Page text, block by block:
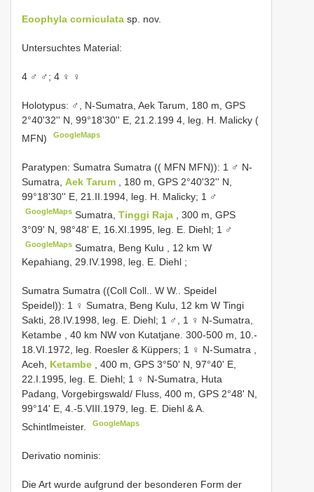
Eoophyla corniculata sp. nov.
Untersuchtes Material:
4 ♂ ♂; 4 ♀ ♀
Holotypus: ♂, N-Sumatra, Aek Tarum, 180 m, GPS
2°40'32'' N, 99°18'30'' E, 21.2.199 4, leg. H. Malicky (
MFN)
GoogleMaps
Paratypen: Sumatra Sumatra (( MFN MFN)): 1 ♂ N-
Sumatra, Aek Tarum
, 180 m, GPS 2°40'32'' N,
99°18'30'' E, 21.II.1994, leg. H. Malicky; 1 ♂
GoogleMaps Sumatra,Tinggi Raja
, 300 m, GPS
3°09' N, 98°48' E, 16.XI.1995, leg. E. Diehl; 1 ♂
GoogleMaps Sumatra, Beng Kulu , 12 km W
Kepahiang, 29.IV.1998, leg. E. Diehl ;
Sumatra Sumatra ((Coll Coll.. W W.. Speidel
Speidel)): 1 ♀ Sumatra, Beng Kulu, 12 km W Tingi
Sakti, 28.IV.1998, leg. E. Diehl; 1 ♂, 1 ♀ N-Sumatra,
Ketambe , 40 km NW von Kutatjane. 300-500 m, 10.-
18.VI.1972, leg. Roesler & Küppers; 1 ♀ N-Sumatra ,
Aceh, Ketambe , 400 m, GPS 3°50' N, 97°40' E,
22.I.1995, leg. E. Diehl; 1 ♀ N-Sumatra, Huta
Padang, Vorgebirgswald/ Fluss, 400 m, GPS 2°48' N,
99°14' E, 4.-5.VIII.1979, leg. E. Diehl & A.
Schintlmeister.
GoogleMaps
Derivatio nominis:
Die Art wurde aufgrund der besonderen Form der